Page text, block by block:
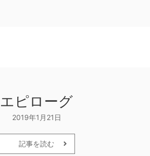
エピローグ
2019年1月21日
記事を読む